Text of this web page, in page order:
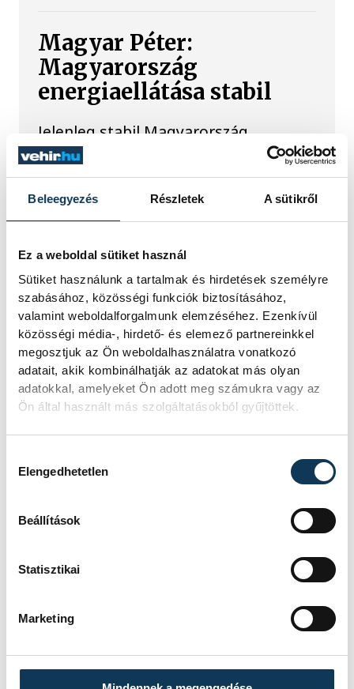
Beleegyezés Részletek A sütikről
Ez a weboldal sütiket használ
Sütiket használunk a tartalmak és hirdetések személyre
szabásához, közösségi funkciók biztosításához,
valamint weboldalforgalmunk elemzéséhez. Ezenkívül
közösségi média-, hirdető- és elemező partnereinkkel
megosztjuk az Ön weboldalhasználatra vonatkozó
adatait, akik kombinálhatják az adatokat más olyan
adatokkal, amelyeket Ön adott meg számukra vagy az
Ön által használt más szolgáltatásokból gyűjtöttek.
Elengedhetetlen
Beállítások
Statisztikai
Marketing
Magyar Péter:
Magyarország
energiaellátása stabil
Jelenleg stabil Magyarország
energiaellátása, a paksi erőmű
munkatársai azon dolgoznak, hogy az
utolsó még termelő turbina
hibamentesen működjön - közölte a
miniszterelnök a paksi erőműnél tett
Játék közben fedezik fel
a tudomány világát a
veszprémi gyerekek
Látványos kísérletek, kreatív
feladatok és sok-sok élmény várja a
gyerekeket a veszprémi Tinker
Labsben. Videónkban Balassa
Marietta, a központ vezetője mutatja
be, hogyan teszik izgalmassá a